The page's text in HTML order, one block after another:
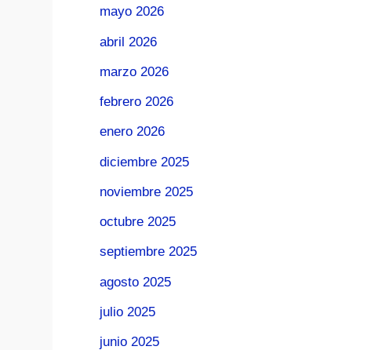
mayo 2026
abril 2026
marzo 2026
febrero 2026
enero 2026
diciembre 2025
noviembre 2025
octubre 2025
septiembre 2025
agosto 2025
julio 2025
junio 2025